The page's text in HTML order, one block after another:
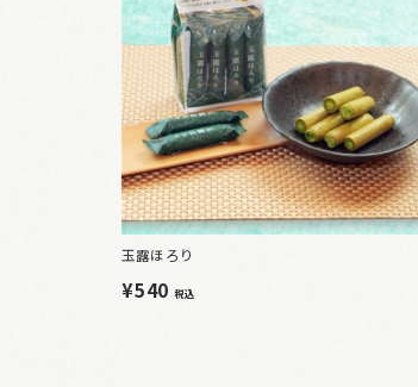
玉露ほろり
¥540 税込